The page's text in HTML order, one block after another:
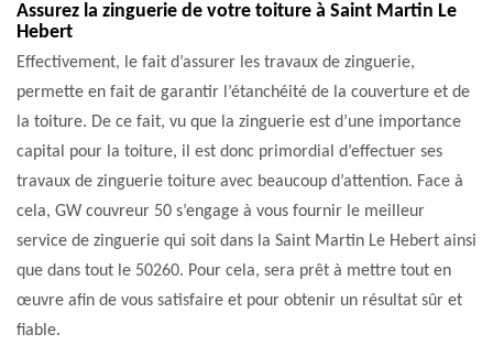
Assurez la zinguerie de votre toiture à Saint Martin Le
Hebert
Effectivement, le fait d’assurer les travaux de zinguerie,
permette en fait de garantir l’étanchéité de la couverture et de
la toiture. De ce fait, vu que la zinguerie est d’une importance
capital pour la toiture, il est donc primordial d’effectuer ses
travaux de zinguerie toiture avec beaucoup d’attention. Face à
cela, GW couvreur 50 s’engage à vous fournir le meilleur
service de zinguerie qui soit dans la Saint Martin Le Hebert ainsi
que dans tout le 50260. Pour cela, sera prêt à mettre tout en
œuvre afin de vous satisfaire et pour obtenir un résultat sûr et
fiable.